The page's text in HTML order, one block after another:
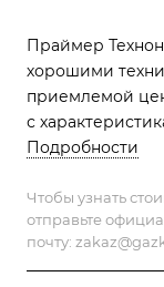
Праймер
хорошими
приемлемой
с
сайте
Подробности
Чтобы узнать
отправьте
почту: